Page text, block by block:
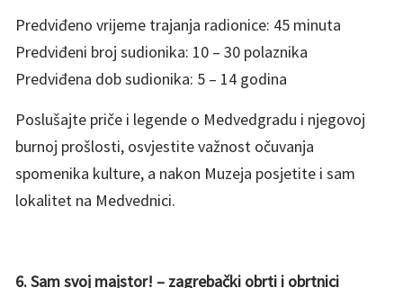
Predviđeno vrijeme trajanja radionice: 45 minuta
Predviđeni broj sudionika: 10 – 30 polaznika
Predviđena dob sudionika: 5 – 14 godina
Poslušajte priče i legende o Medvedgradu i njegovoj
burnoj prošlosti, osvjestite važnost očuvanja
spomenika kulture, a nakon Muzeja posjetite i sam
lokalitet na Medvednici.
6. Sam svoj majstor! – zagrebački obrti i obrtnici